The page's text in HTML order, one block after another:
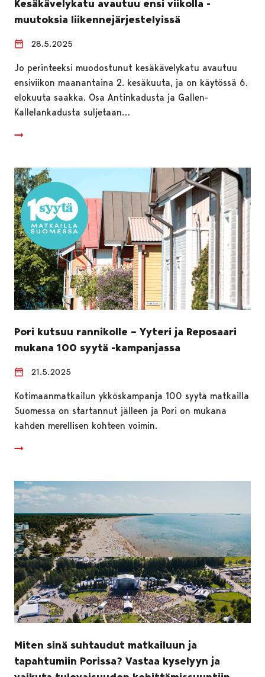
Kesäkävelykatu avautuu ensi viikolla -
muutoksia liikennejärjestelyissä
28.5.2025
Jo perinteeksi muodostunut kesäkävelykatu avautuu
ensiviikon maanantaina 2. kesäkuuta, ja on käytössä 6.
elokuuta saakka. Osa Antinkadusta ja Gallen-
Kallelankadusta suljetaan…
Pori kutsuu rannikolle – Yyteri ja Reposaari
mukana 100 syytä -kampanjassa
21.5.2025
Kotimaanmatkailun ykköskampanja 100 syytä matkailla
Suomessa on startannut jälleen ja Pori on mukana
kahden merellisen kohteen voimin.
Miten sinä suhtaudut matkailuun ja
tapahtumiin Porissa? Vastaa kyselyyn ja